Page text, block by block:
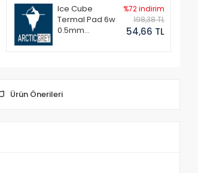
Ice Cube
Termal Pad 6w
0.5mm
%72 indirim
198,38 TL
54,66 TL
Ürün Önerileri